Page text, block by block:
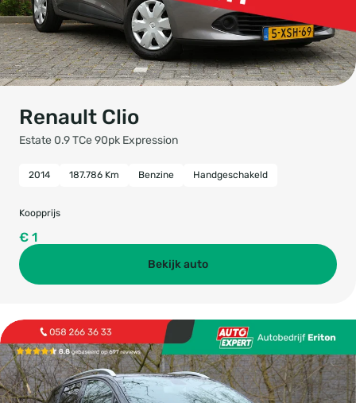
Renault Clio
Estate 0.9 TCe 90pk Expression
2014 187.786 Km Benzine Handgeschakeld
Koopprijs
€ 1
Bekijk auto